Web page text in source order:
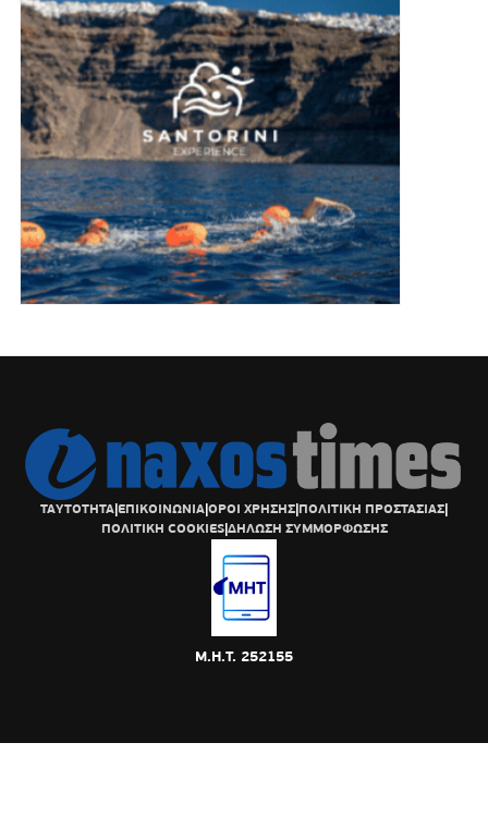
ΤΑΥΤΟΤΗΤΑ|ΕΠΙΚΟΙΝΩΝΙΑ|ΟΡΟΙ ΧΡΗΣΗΣ|ΠΟΛΙΤΙΚΗ ΠΡΟΣΤΑΣΙΑΣ|
ΠΟΛΙΤΙΚΗ COOKIES|ΔΗΛΩΣΗ ΣΥΜΜΟΡΦΩΣΗΣ
Μ.Η.Τ. 252155